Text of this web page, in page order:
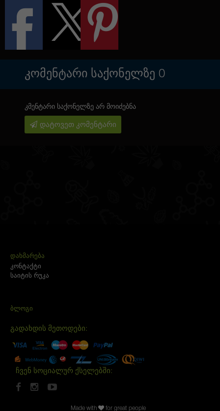
ᲙᲝᲛᲔᲜᲢᲐᲠᲘ ᲡᲐᲥᲝᲜᲔᲚᲖᲔ 0
კმენტარი საქონელზე არ მოიძებნა
დატოვეთ კომენტარი
Made with for great people
ᲓᲐᲮᲛᲐᲠᲔᲑᲐ
კონტაქტი
საიტის რუკა
ᲑᲚᲝᲒᲘ
გადახდის მეთოდები:
ჩვენ სოციალურ ქსელებში: